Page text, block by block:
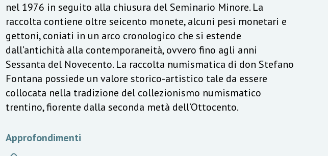
nel 1976 in seguito alla chiusura del Seminario Minore. La
raccolta contiene oltre seicento monete, alcuni pesi monetari e
gettoni, coniati in un arco cronologico che si estende
dall’antichità alla contemporaneità, ovvero fino agli anni
Sessanta del Novecento. La raccolta numismatica di don Stefano
Fontana possiede un valore storico-artistico tale da essere
collocata nella tradizione del collezionismo numismatico
trentino, fiorente dalla seconda metà dell’Ottocento.
Approfondimenti